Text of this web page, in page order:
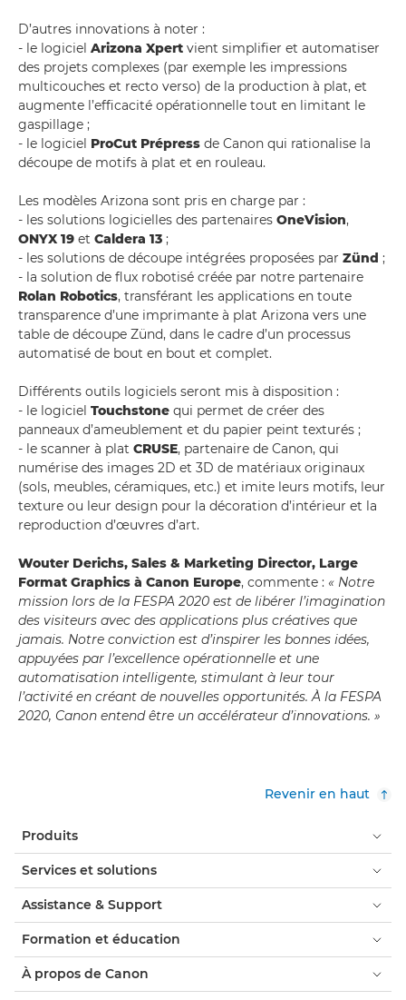
D’autres innovations à noter :
- le logiciel Arizona Xpert vient simplifier et automatiser
des projets complexes (par exemple les impressions
multicouches et recto verso) de la production à plat, et
augmente l’efficacité opérationnelle tout en limitant le
gaspillage ;
- le logiciel ProCut Prépress de Canon qui rationalise la
découpe de motifs à plat et en rouleau.
Les modèles Arizona sont pris en charge par :
- les solutions logicielles des partenaires OneVision,
ONYX 19 et Caldera 13 ;
- les solutions de découpe intégrées proposées par Zünd ;
- la solution de flux robotisé créée par notre partenaire
Rolan Robotics, transférant les applications en toute
transparence d’une imprimante à plat Arizona vers une
table de découpe Zünd, dans le cadre d’un processus
automatisé de bout en bout et complet.
Différents outils logiciels seront mis à disposition :
- le logiciel Touchstone qui permet de créer des
panneaux d’ameublement et du papier peint texturés ;
- le scanner à plat CRUSE, partenaire de Canon, qui
numérise des images 2D et 3D de matériaux originaux
(sols, meubles, céramiques, etc.) et imite leurs motifs, leur
texture ou leur design pour la décoration d’intérieur et la
reproduction d’œuvres d’art.
Wouter Derichs, Sales & Marketing Director, Large
Format Graphics à Canon Europe, commente : « Notre
mission lors de la FESPA 2020 est de libérer l’imagination
des visiteurs avec des applications plus créatives que
jamais. Notre conviction est d’inspirer les bonnes idées,
appuyées par l’excellence opérationnelle et une
automatisation intelligente, stimulant à leur tour
l’activité en créant de nouvelles opportunités. À la FESPA
2020, Canon entend être un accélérateur d’innovations. »
Revenir en haut
Produits
Services et solutions
Assistance & Support
Formation et éducation
À propos de Canon